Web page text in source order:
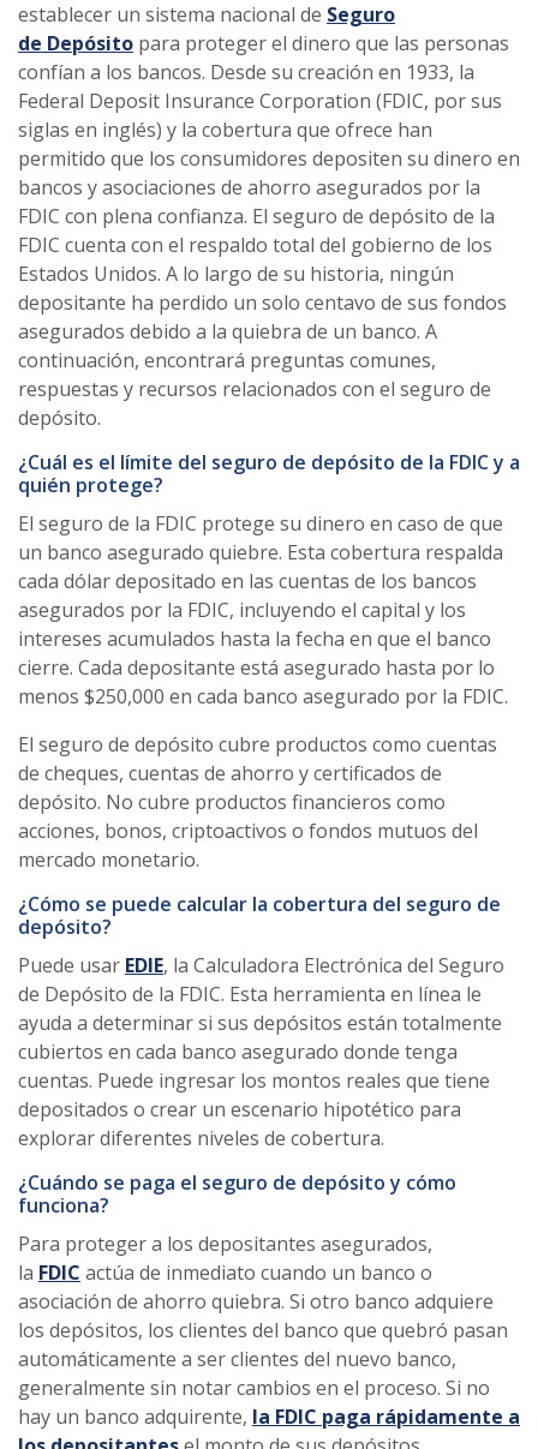
establecer un sistema nacional de Seguro
de Depósito para proteger el dinero que las personas
confían a los bancos. Desde su creación en 1933, la
Federal Deposit Insurance Corporation (FDIC, por sus
siglas en inglés) y la cobertura que ofrece han
permitido que los consumidores depositen su dinero en
bancos y asociaciones de ahorro asegurados por la
FDIC con plena confianza. El seguro de depósito de la
FDIC cuenta con el respaldo total del gobierno de los
Estados Unidos. A lo largo de su historia, ningún
depositante ha perdido un solo centavo de sus fondos
asegurados debido a la quiebra de un banco. A
continuación, encontrará preguntas comunes,
respuestas y recursos relacionados con el seguro de
depósito.
¿Cuál es el límite del seguro de depósito de la FDIC y a
quién protege?
El seguro de la FDIC protege su dinero en caso de que
un banco asegurado quiebre. Esta cobertura respalda
cada dólar depositado en las cuentas de los bancos
asegurados por la FDIC, incluyendo el capital y los
intereses acumulados hasta la fecha en que el banco
cierre. Cada depositante está asegurado hasta por lo
menos $250,000 en cada banco asegurado por la FDIC.
El seguro de depósito cubre productos como cuentas
de cheques, cuentas de ahorro y certificados de
depósito. No cubre productos financieros como
acciones, bonos, criptoactivos o fondos mutuos del
mercado monetario.
¿Cómo se puede calcular la cobertura del seguro de
depósito?
Puede usar EDIE, la Calculadora Electrónica del Seguro
de Depósito de la FDIC. Esta herramienta en línea le
ayuda a determinar si sus depósitos están totalmente
cubiertos en cada banco asegurado donde tenga
cuentas. Puede ingresar los montos reales que tiene
depositados o crear un escenario hipotético para
explorar diferentes niveles de cobertura.
¿Cuándo se paga el seguro de depósito y cómo
funciona?
Para proteger a los depositantes asegurados,
la FDIC actúa de inmediato cuando un banco o
asociación de ahorro quiebra. Si otro banco adquiere
los depósitos, los clientes del banco que quebró pasan
automáticamente a ser clientes del nuevo banco,
generalmente sin notar cambios en el proceso. Si no
hay un banco adquirente, la FDIC paga rápidamente a